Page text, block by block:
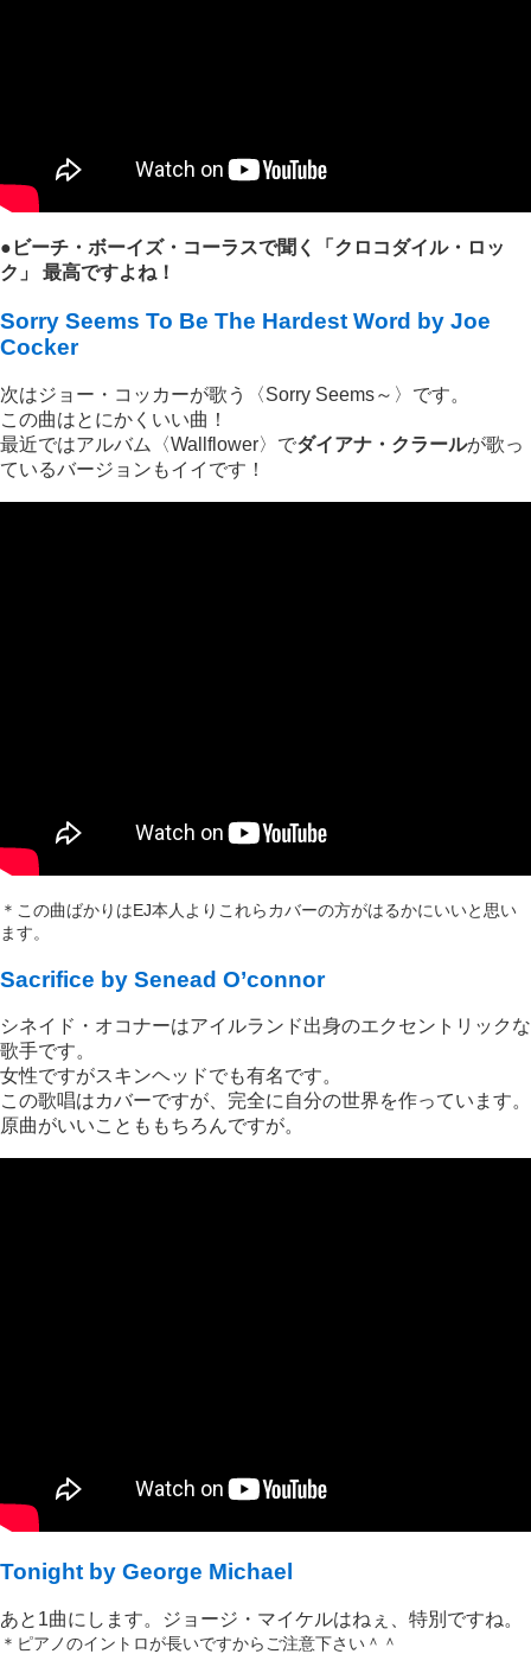
●ビーチ・ボーイズ・コーラスで聞く「クロコダイル・ロッ
ク」 最高ですよね！
Sorry Seems To Be The Hardest Word by Joe
Cocker
次はジョー・コッカーが歌う〈Sorry Seems～〉です。
この曲はとにかくいい曲！
最近ではアルバム〈Wallflower〉でダイアナ・クラールが歌っ
ているバージョンもイイです！
＊この曲ばかりはEJ本人よりこれらカバーの方がはるかにいいと思い
ます。
Sacrifice by Senead O’connor
シネイド・オコナーはアイルランド出身のエクセントリックな
歌手です。
女性ですがスキンヘッドでも有名です。
この歌唱はカバーですが、完全に自分の世界を作っています。
原曲がいいことももちろんですが。
Tonight by George Michael
あと1曲にします。ジョージ・マイケルはねぇ、特別ですね。
＊ピアノのイントロが長いですからご注意下さい＾＾